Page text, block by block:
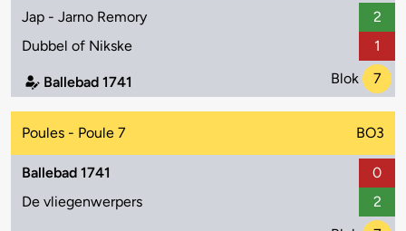
Jap - Jarno Remory
2
Dubbel of Nikske
1
Ballebad 1741 Blok 7
Poules - Poule 7 BO3
Ballebad 1741
0
De vliegenwerpers
2